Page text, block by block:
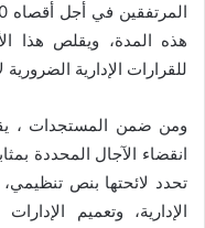
للقرارات الإدارية
ومن ضمن المستجدات ،
انقضاء الآجال المحددة
تحدد لائحتها بنص
الإدارية، وتعميم